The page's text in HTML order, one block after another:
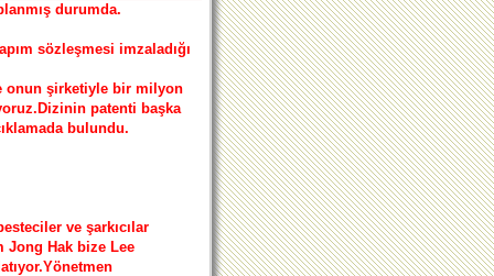
durumda.
sözleşmesi imzaladığı
onun şirketiyle bir milyon
patenti başka
bulundu.
ve şarkıcılar
Jong Hak bize Lee